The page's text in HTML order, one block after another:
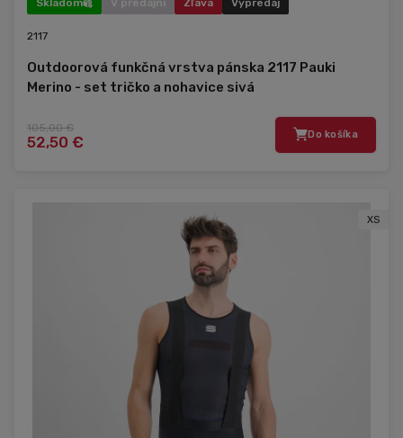
Skladom V predajni Zľava Výpredaj
2117
Outdoorová funkčná vrstva pánska 2117 Pauki
Merino - set tričko a nohavice sivá
105,00 €
52,50 € Do košíka
XS